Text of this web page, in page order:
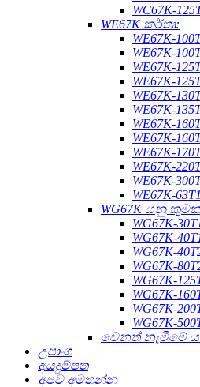
WC67K-
WE67K කර්තෘ:
WE67K-
WE67K-
WE67K-
WE67K-
WE67K-
WE67K-
WE67K-
WE67K-
WE67K-
WE67K-
WE67K-
WE67K-
WG67K යනු
WG67K-
WG67K-
WG67K-
WG67K-
WG67K-
WG67K-
WG67K-
WG67K-
වෙනත් නැමීමේ
උපාංග
අයදුම්පත
අපව අමතන්න